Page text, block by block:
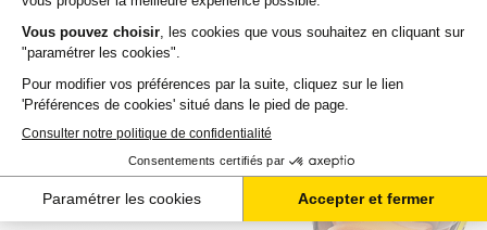
assurons une livraison rapide, sachant que votre
commande est souvent attendue avec impatience.